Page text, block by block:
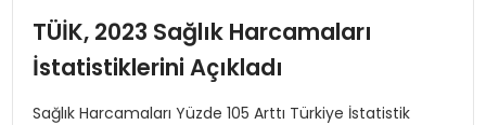
SIYASET
TÜİK, 2023 Sağlık Harcamaları
İstatistiklerini Açıkladı
Sağlık Harcamaları Yüzde 105 Arttı Türkiye İstatistik